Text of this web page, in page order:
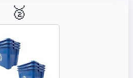
🥈